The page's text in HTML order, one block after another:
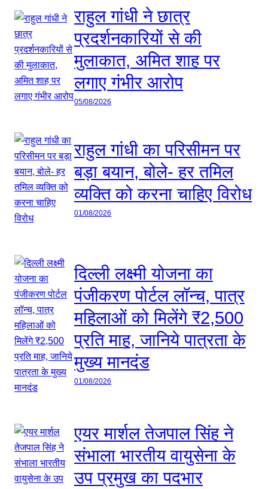
राहुल गांधी ने छात्र
प्रदर्शनकारियों से की
मुलाकात, अमित शाह पर
लगाए गंभीर आरोप
05/08/2026
राहुल गांधी का परिसीमन पर
बड़ा बयान, बोले- हर तमिल
व्यक्ति को करना चाहिए विरोध
01/08/2026
दिल्ली लक्ष्मी योजना का
पंजीकरण पोर्टल लॉन्च, पात्र
महिलाओं को मिलेंगे ₹2,500
प्रति माह, जानिये पात्रता के
मुख्य मानदंड
01/08/2026
एयर मार्शल तेजपाल सिंह ने
संभाला भारतीय वायुसेना के
उप प्रमुख का पदभार